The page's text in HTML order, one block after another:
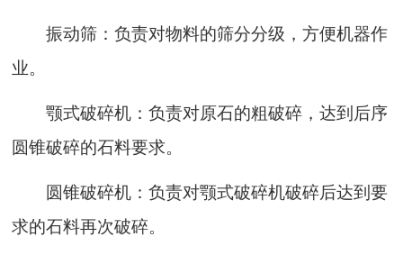
振动筛：负责对物料的筛分分级，方便机器作
业。
颚式破碎机：负责对原石的粗破碎，达到后序
圆锥破碎的石料要求。
圆锥破碎机：负责对颚式破碎机破碎后达到要
求的石料再次破碎。